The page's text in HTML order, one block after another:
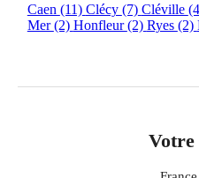
Caen (11) Clécy (7) Cléville
Mer(2) Honfleur(2) Ryes (2)
Votre